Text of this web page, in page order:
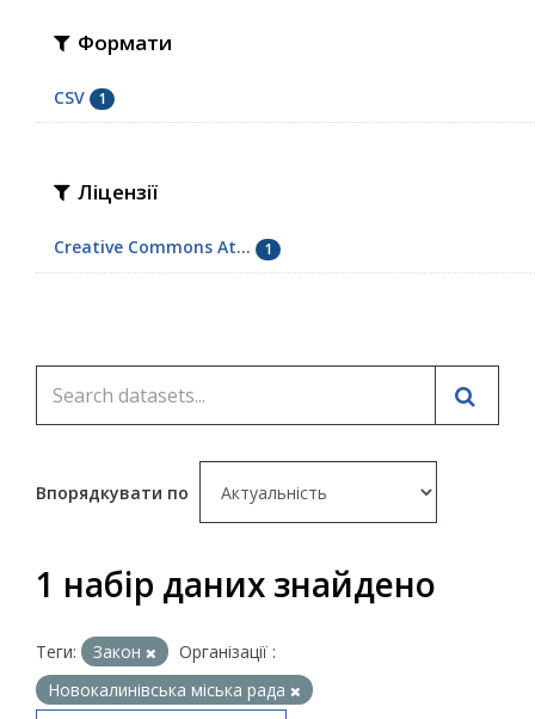
Формати
CSV 1
Ліцензії
Creative Commons At... 1
Впорядкувати по
1 набір даних знайдено
Теги: Закон
Організації :
Новокалинівська міська рада